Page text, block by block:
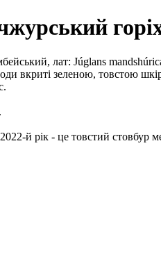
лат: Júglans
вкриті зеленою, товстою
й рік - це товстий стовбур